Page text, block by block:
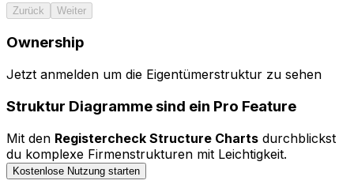
Zurück Weiter
Ownership
Jetzt anmelden um die Eigentümerstruktur zu sehen
Bedienelemente ausblenden
0 Entitäten durchsuchen...
Legende
Struktur Diagramme sind ein Pro Feature
Mit den Registercheck Structure Charts durchblickst
du komplexe Firmenstrukturen mit Leichtigkeit.
Kostenlose Nutzung starten